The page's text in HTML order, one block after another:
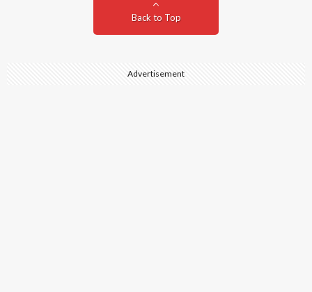
Back to Top
Advertisement